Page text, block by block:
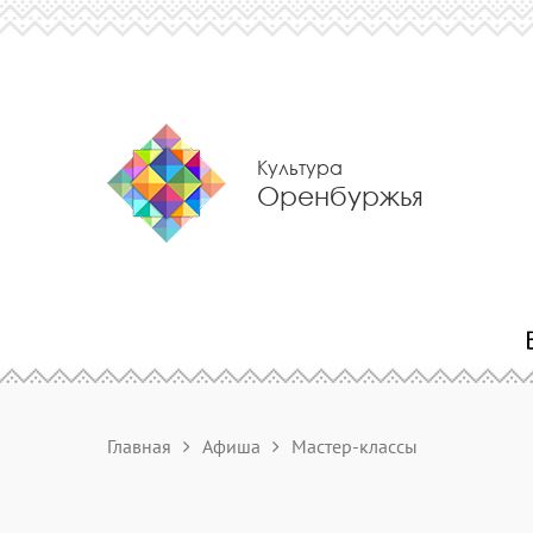
Культура
Оренбуржья
Главная Афиша Мастер-классы